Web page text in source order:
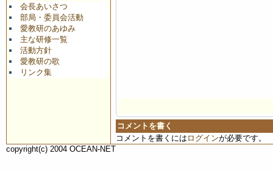
会長あいさつ
部局・委員会活動
愛教研のあゆみ
主な研修一覧
活動方針
愛教研の歌
リンク集
コメントを書く
コメントを書くには ログインが必要です。
copyright(c) 2004 OCEAN-NET